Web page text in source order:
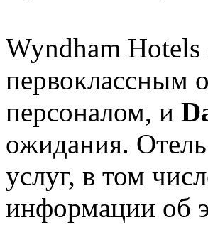
Wyndham Hotels
первоклассным
персоналом, и
ожидания.
услуг, в том
информации об